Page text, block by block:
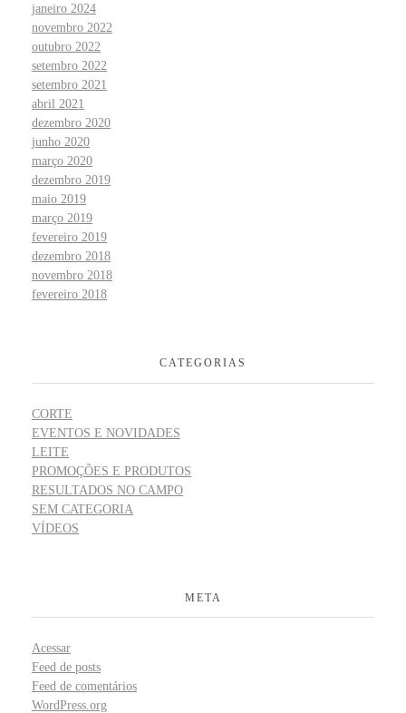
janeiro 2024
novembro 2022
outubro 2022
setembro 2022
setembro 2021
abril 2021
dezembro 2020
junho 2020
março 2020
dezembro 2019
maio 2019
março 2019
fevereiro 2019
dezembro 2018
novembro 2018
fevereiro 2018
CATEGORIAS
CORTE
EVENTOS E NOVIDADES
LEITE
PROMOÇÕES E PRODUTOS
RESULTADOS NO CAMPO
SEM CATEGORIA
VÍDEOS
META
Acessar
Feed de posts
Feed de comentários
WordPress.org